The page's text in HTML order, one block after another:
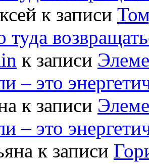
к записи
туда
к записи
– это
к записи
– это
к записи